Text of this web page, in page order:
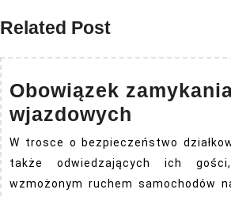
Related Post
Obowiązek
wjazdowych
bram
W trosce o bezpieczeństwo
także odwiedzających ich
wzmożonym ruchem samochodów